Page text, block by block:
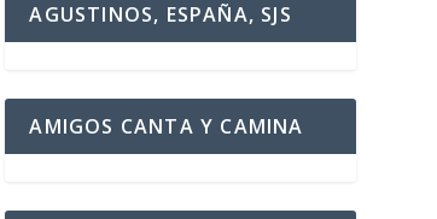
AGUSTINOS, ESPAÑA, SJS
AMIGOS CANTA Y CAMINA